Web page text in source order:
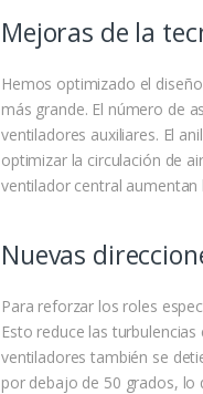
Mejoras de la
Hemos optimizado el
más grande. El número de
ventiladores auxiliares. El
optimizar la circulación de
ventilador central
Nuevas
Para reforzar los roles
Esto reduce las
ventiladores también se
por debajo de 50 grados, lo